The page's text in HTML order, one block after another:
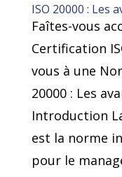
ISO 20000 : Les
Faîtes-vous
Certification
vous à une
20000 : Les
Introduction
est la norme
pour le